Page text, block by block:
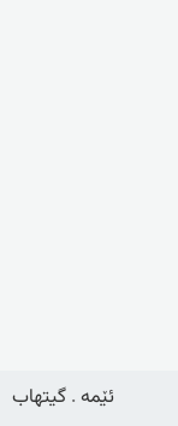
ئێمە . گیتهاب